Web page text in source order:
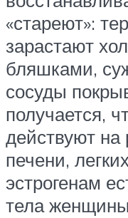
«стареют»:
зарастают
бляшками,
сосуды
получается,
действуют на
печени,
эстрогенам
тела